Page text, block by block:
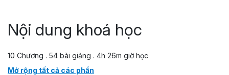
Nội dung khoá học
10 Chương . 54 bài giảng . 4h 26m giờ học
Mở rộng tất cả các phần